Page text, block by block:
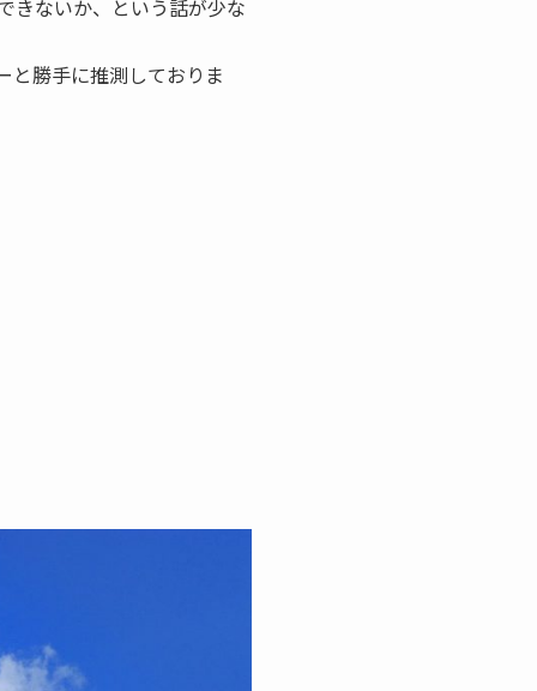
きないか、という話が少な
と勝手に推測しておりま